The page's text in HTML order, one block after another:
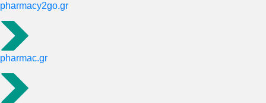
pharmacy2go.gr
pharmac.gr